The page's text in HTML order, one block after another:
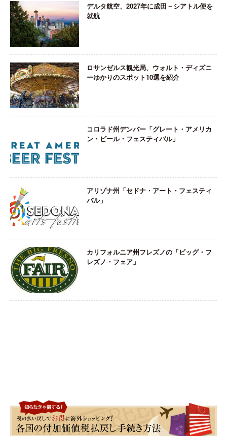
デルタ航空、2027年に成田－シアトル便を
就航
ロサンゼルス観光局、ウォルト・ディズニ
ーゆかりのスポット10選を紹介
コロラド州デンバー「グレート・アメリカ
ン・ビール・フェスティバル」
アリゾナ州「セドナ・アート・フェスティ
バル」
カリフォルニア州フレズノの「ビッグ・フ
レズノ・フェア」